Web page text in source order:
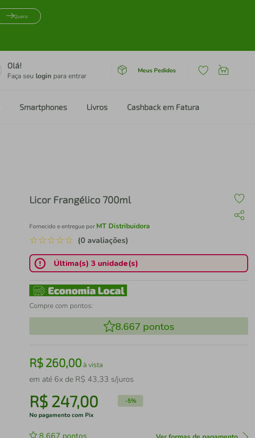
Quero
Olá!
Faça seu login para entrar
Meus Pedidos
Smartphones Livros Cashback em Fatura
Licor Frangélico 700ml
Fornecido e entregue por MT Distribuidora
☆☆☆☆☆ (0 avaliações)
Última(s) 3 unidade(s)
Compre com pontos:
8.667 pontos
R$260,00à vista
em até 6x de R$ 43,33 s/juros
R$ 247,00 -5%
No pagamento com Pix